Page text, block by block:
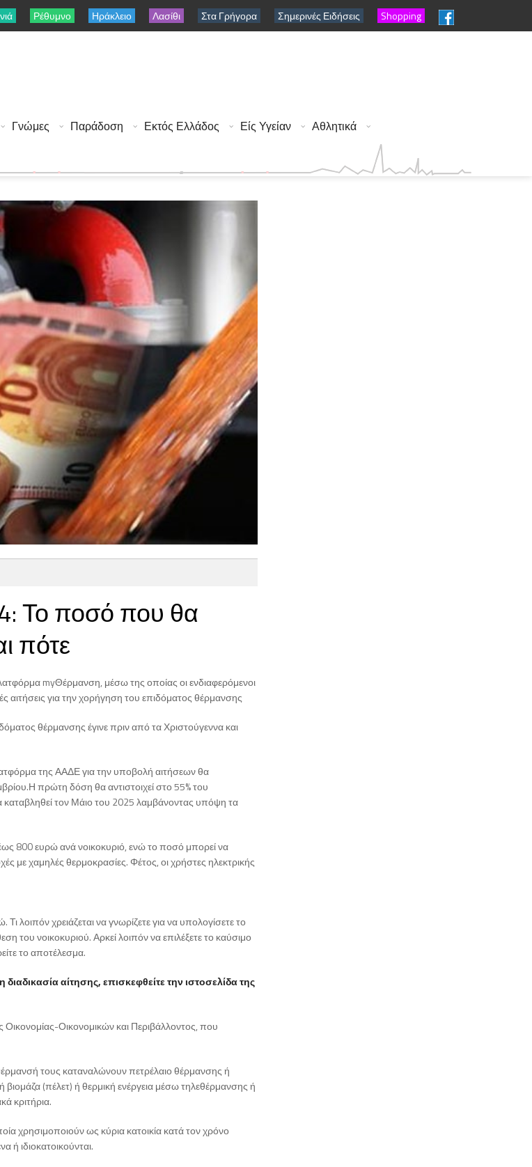
Ρέθυμνο Ηράκλειο Λασίθι Στα Γρήγορα Σημερινές Ειδήσεις Shopping
Γνώμες Παράδοση Εκτός Ελλάδος Είς Υγείαν
Αθλητικά
Το ποσό που θα
πότε
myΘέρμανση, μέσω της οποίας οι ενδιαφερόμενοι
αιτήσεις για την χορήγηση του επιδόματος θέρμανσης
θέρμανσης έγινε πριν από τα Χριστούγεννα και
της ΑΑΔΕ για την υποβολή αιτήσεων θα
πρώτη δόση θα αντιστοιχεί στο 55% του
καταβληθεί τον Μάιο του 2025 λαμβάνοντας υπόψη τα
800 ευρώ ανά νοικοκυριό, ενώ το ποσό μπορεί να
με χαμηλές θερμοκρασίες. Φέτος, οι χρήστες ηλεκτρικής
λοιπόν χρειάζεται να γνωρίζετε για να υπολογίσετε το
του νοικοκυριού. Αρκεί λοιπόν να επιλέξετε το καύσιμο
το αποτέλεσμα.
αίτησης, επισκεφθείτε την ιστοσελίδα της
Οικονομικών και Περιβάλλοντος, που
τους καταναλώνουν πετρέλαιο θέρμανσης ή
(πέλετ) ή θερμική ενέργεια μέσω τηλεθέρμανσης ή
κριτήρια.
χρησιμοποιούν ως κύρια κατοικία κατά τον χρόνο
ή ιδιοκατοικούνται.